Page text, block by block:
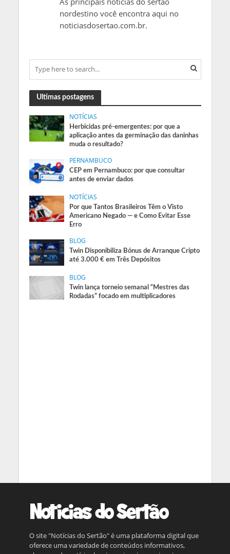
nordestino você encontra aqui no
noticiasdosertao.com.br.
Ultimas postagens
NOTÍCIAS
Herbicidas pré-emergentes: por que a
aplicação antes da germinação das daninhas
muda o resultado?
PERNAMBUCO
CEP em Pernambuco: por que consultar
antes de enviar dados
NOTÍCIAS
Por que Tantos Brasileiros Têm o Visto
Americano Negado — e Como Evitar Esse
Erro
BLOG
Twin Disponibiliza Bónus de Arranque Cripto
até 3.000 € em Três Depósitos
BLOG
Twin lança torneio semanal “Mestres das
Rodadas” focado em multiplicadores
O site "Notícias do Sertão" é uma plataforma digital que
oferece uma variedade de conteúdos informativos,